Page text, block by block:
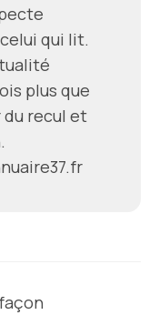
qui lit.
plus que
du recul et